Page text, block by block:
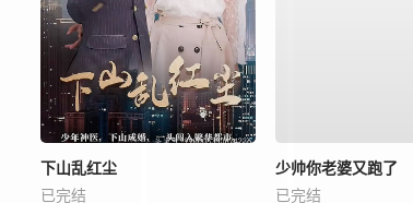
下山乱红尘
已完结
少帅你老婆又跑了
已完结